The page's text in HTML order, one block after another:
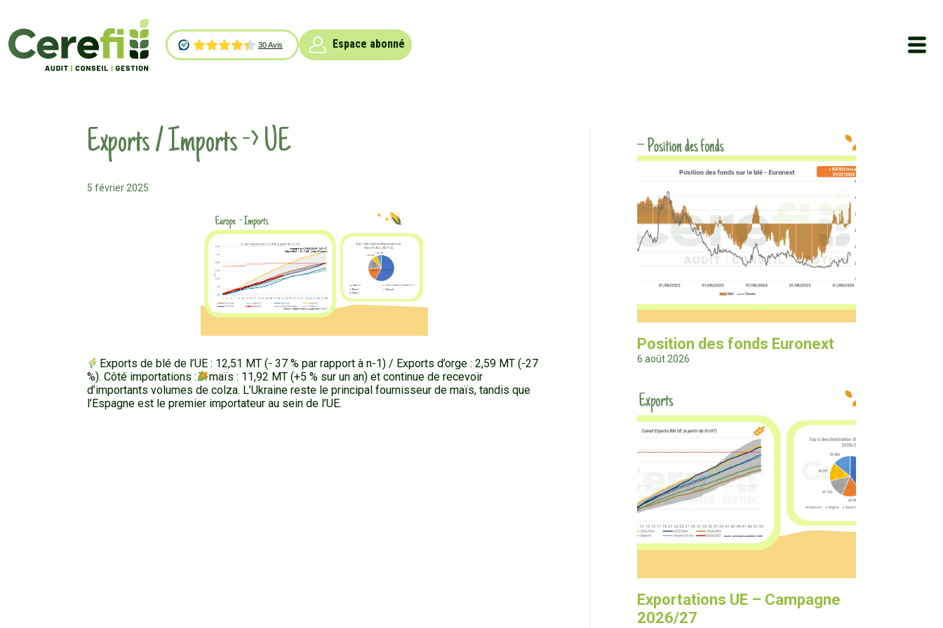
Espace abonné
Exports / Imports -> UE
5 février 2025
Exports de blé de l’UE : 12,51 MT (- 37 % par rapport à n-1) / Exports d’orge : 2,59 MT (-27
%). Côté importations :
maïs : 11,92 MT (+5 % sur un an) et continue de recevoir
d’importants volumes de colza. L’Ukraine reste le principal fournisseur de maïs, tandis que
l’Espagne est le premier importateur au sein de l’UE.
Position des fonds Euronext
6 août 2026
Exportations UE – Campagne
2026/27